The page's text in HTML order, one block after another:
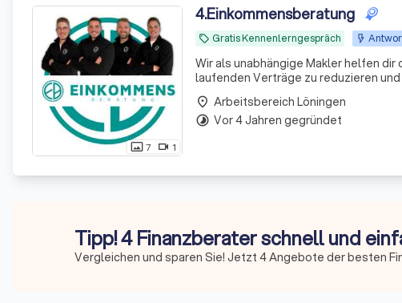
photo_size_select_actual7 videocam 1
4.Einkommensberatung
local_offer Gratis Kennenlerngespräch
Wir als unabhängige Makler helfen
laufenden Verträge zu reduzieren
place Arbeitsbereich Löningen
timelapse Vor 4 Jahren gegründet
Tipp! 4 Finanzberater schnell und
Vergleichen und sparen Sie! Jetzt 4 Angebote der besten